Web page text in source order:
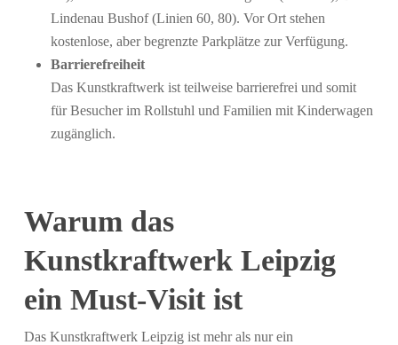
Lindenau Bushof (Linien 60, 80). Vor Ort stehen
kostenlose, aber begrenzte Parkplätze zur Verfügung.
Barrierefreiheit
Das Kunstkraftwerk ist teilweise barrierefrei und somit
für Besucher im Rollstuhl und Familien mit Kinderwagen
zugänglich.
Warum das
Kunstkraftwerk Leipzig
ein Must-Visit ist
Das Kunstkraftwerk Leipzig ist mehr als nur ein